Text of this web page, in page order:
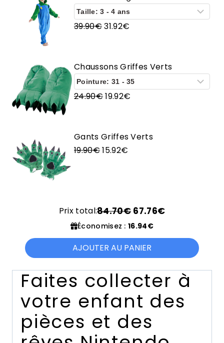
39.90€Le
était :
39.90€.
31.92€
est :
31.92€.
Chaussons Griffes Verts
24.90€Le
était :
24.90€.
19.92€
est :
Gants Griffes Verts
19.90€Le
15.92€
Prix total:84.70€ 67.76€
Économisez :16.94€
AJOUTER AU PANIER
Faites collecter à
votre enfant des
pièces et des